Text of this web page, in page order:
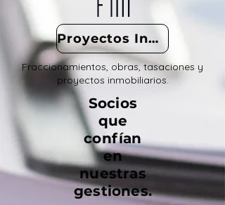
Proyectos Inmobiliarios
Fraccionamientos, obras, tasaciones y
proyectos inmobiliarios.
Socios
que
confían
en
nuestras
gestiones.